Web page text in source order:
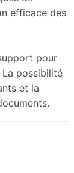
efficace des
pour
La possibilité
et la